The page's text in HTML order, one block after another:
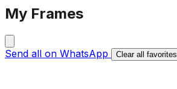
My Frames
Send all on WhatsApp Clear all favorites